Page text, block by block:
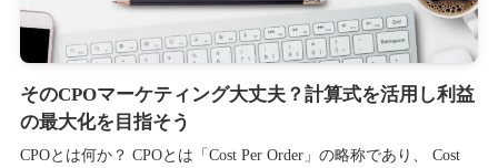
そのCPOマーケティング大丈夫？計算式を活用し利益
の最大化を目指そう
CPOとは何か？ CPOとは「Cost Per Order」の略称であり、 Cost